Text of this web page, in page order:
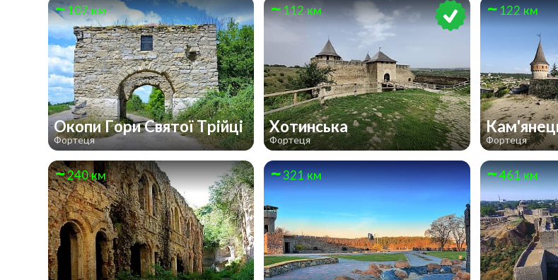
107 км
Окопи Гори Святої Трійці
Фортеця
112 км
Хотинська
Фортеця
122 км
Фортеця
240 км 321 км 461 км